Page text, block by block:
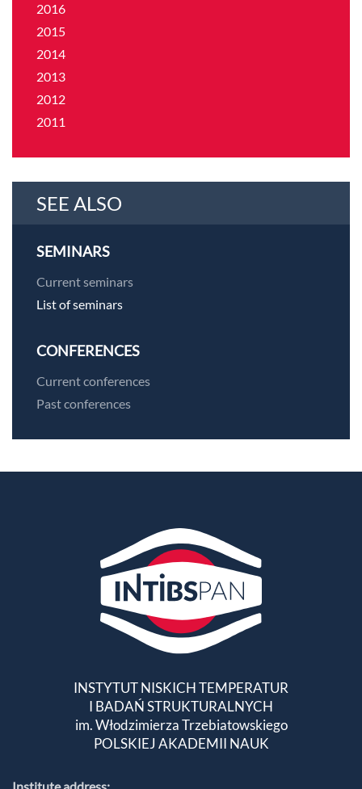
2016
2015
2014
2013
2012
2011
SEE ALSO
SEMINARS
Current seminars
List of seminars
CONFERENCES
Current conferences
Past conferences
INSTYTUT NISKICH TEMPERATUR
I BADAŃ STRUKTURALNYCH
im. Włodzimierza Trzebiatowskiego
POLSKIEJ AKADEMII NAUK